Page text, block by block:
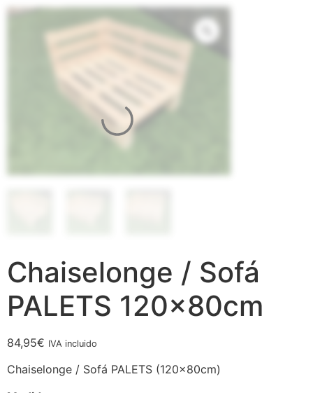
Chaiselonge / Sofá
PALETS 120x80cm
84,95€ IVA incluido
Chaiselonge / Sofá PALETS (120x80cm)